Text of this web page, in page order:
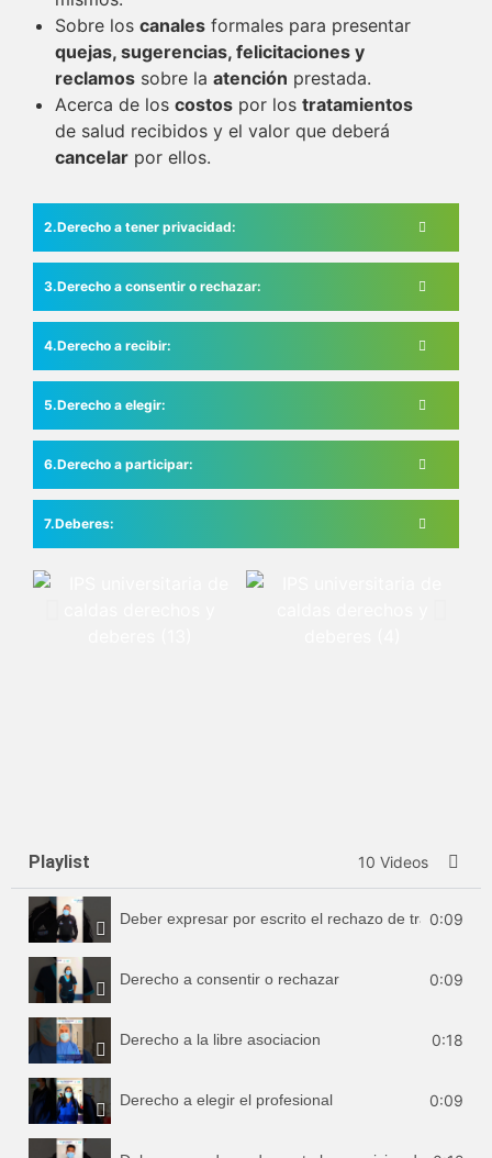
Sobre los canales formales para presentar
quejas, sugerencias, felicitaciones y
reclamos sobre la atención prestada.
Acerca de los costos por los tratamientos
de salud recibidos y el valor que deberá
cancelar por ellos.
Derecho a tener privacidad:
Derecho a consentir o rechazar:
Derecho a recibir:
Derecho a elegir:
Derecho a participar:
Deberes:
Playlist 10 Videos
Deber expresar por escrito el rechazo de 0:09
Derecho a consentir o rechazar 0:09
Derecho a la libre asociacion 0:18
Derecho a elegir el profesional 0:09